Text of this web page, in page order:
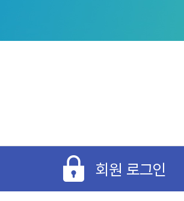
회원 로그인